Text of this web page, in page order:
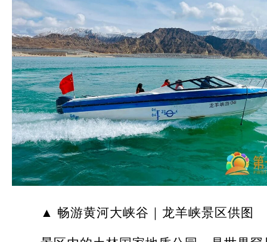
▲ 畅游黄河大峡谷｜龙羊峡景区供图